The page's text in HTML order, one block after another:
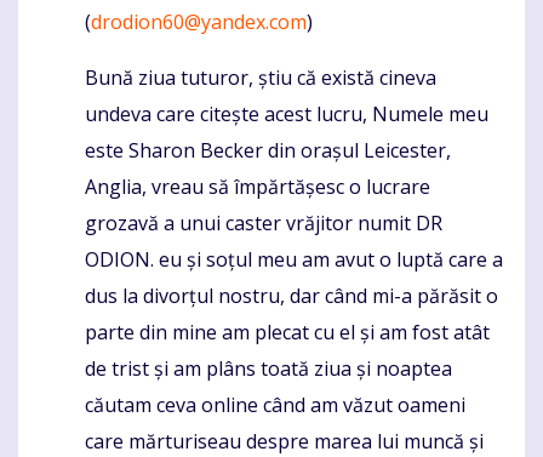
(drodion60@yandex.com)
Bună ziua tuturor, știu că există cineva
undeva care citește acest lucru, Numele meu
este Sharon Becker din orașul Leicester,
Anglia, vreau să împărtășesc o lucrare
grozavă a unui caster vrăjitor numit DR
ODION. eu și soțul meu am avut o luptă care a
dus la divorțul nostru, dar când mi-a părăsit o
parte din mine am plecat cu el și am fost atât
de trist și am plâns toată ziua și noaptea
căutam ceva online când am văzut oameni
care mărturiseau despre marea lui muncă și